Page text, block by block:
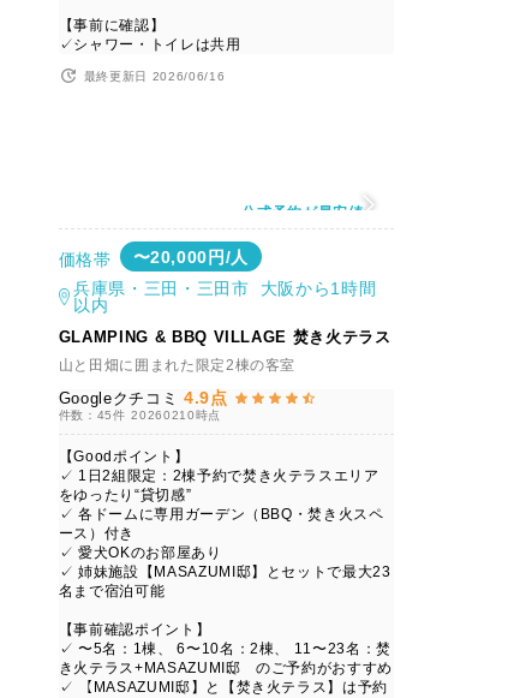
【事前に確認】
✓シャワー・トイレは共用
最終更新日 2026/06/16
公式予約が最安値
価格帯
〜20,000円/人
兵庫県・三田・三田市 大阪から1時間
以内
GLAMPING & BBQ VILLAGE 焚き火テラス
山と田畑に囲まれた限定2棟の客室
Googleクチコミ 4.9点
件数：45件 20260210時点
【Goodポイント】
✓ 1日2組限定：2棟予約で焚き火テラスエリア
をゆったり“貸切感”
✓ 各ドームに専用ガーデン（BBQ・焚き火スペ
ース）付き
✓ 愛犬OKのお部屋あり
✓ 姉妹施設【MASAZUMI邸】とセットで最大23
名まで宿泊可能
【事前確認ポイント】
✓ 〜5名：1棟、 6〜10名：2棟、 11〜23名：焚
き火テラス+MASAZUMI邸 のご予約がおすすめ
✓ 【MASAZUMI邸】と【焚き火テラス】は予約